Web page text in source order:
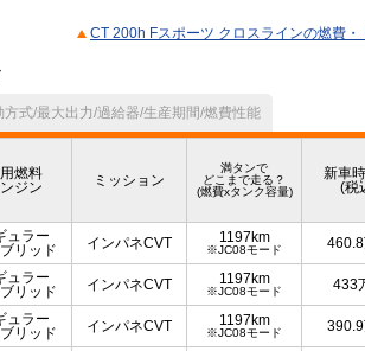
CT 200h Fスポーツ クロスラインの燃費・
方式/最大出力/過給器/生産期間/燃費性能
燃料
ジン
ミッション
満タンで
どこまで走る？
(燃費xタンク容量)
新車
(税
ュラー
リッド
インパネCVT 1197km
※JC08モード 460.8
ュラー
リッド
インパネCVT 1197km
※JC08モード 433
ュラー
リッド
インパネCVT 1197km
※JC08モード 390.9